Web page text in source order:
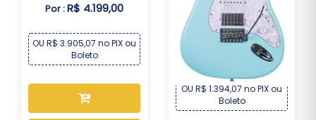
Por :R$ 4.199,00
OU R$ 3.905,07 no PIX ou
Boleto
Guitarra Seizi Fun
Vintage Budokan HSS...
R$ 1.499,00
OU R$ 1.394,07 no PIX ou
Boleto